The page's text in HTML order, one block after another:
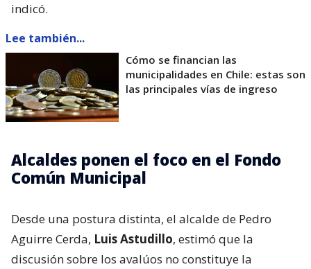
indicó.
Lee también...
Cómo se financian las
municipalidades en Chile: estas son
las principales vías de ingreso
Alcaldes ponen el foco en el Fondo
Común Municipal
Desde una postura distinta, el alcalde de Pedro
Aguirre Cerda, Luis Astudillo, estimó que la
discusión sobre los avalúos no constituye la